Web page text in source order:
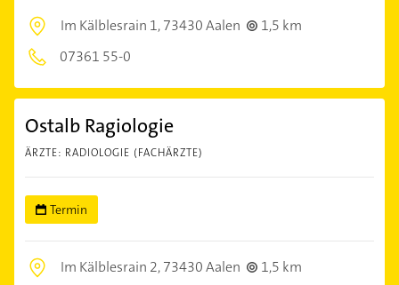
Im Kälblesrain 1,73430 Aalen
1,5 km
07361 55-0
Ostalb Ragiologie
ÄRZTE: RADIOLOGIE (FACHÄRZTE)
Termin
Im Kälblesrain 2,73430 Aalen
1,5 km